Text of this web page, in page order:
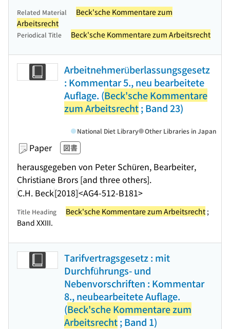
Related Material
Beck'sche Kommentare zum
Arbeitsrecht
Periodical Title Beck'sche Kommentare zum Arbeitsrecht
Arbeitnehmerüberlassungsgesetz
: Kommentar 5., neu bearbeitete
Auflage. (Beck'sche Kommentare
zum Arbeitsrecht; Band 23)
Paper 図書
herausgegeben von Peter Schüren, Bearbeiter,
Christiane Brors [and three others].
C.H. Beck[2018]<AG4-512-B181>
National Diet Library Other Libraries in Japan
Title Heading Beck'sche Kommentare zum Arbeitsrecht ;
Band XXIII.
Tarifvertragsgesetz : mit
Durchführungs- und
Nebenvorschriften : Kommentar
8., neubearbeitete Auflage.
(Beck'sche Kommentare zum
Arbeitsrecht; Band 1)